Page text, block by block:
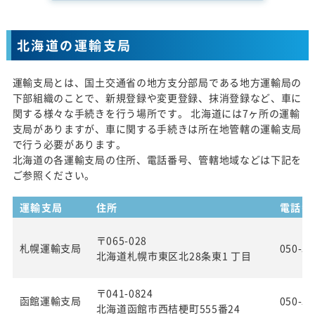
北海道の運輸支局
運輸支局とは、国土交通省の地方支分部局である地方運輸局の
下部組織のことで、新規登録や変更登録、抹消登録など、車に
関する様々な手続きを行う場所です。 北海道には7ヶ所の運輸
支局がありますが、車に関する手続きは所在地管轄の運輸支局
で行う必要があります。
北海道の各運輸支局の住所、電話番号、管轄地域などは下記を
ご参照ください。
運輸支局 住所 電話
札幌運輸支局
〒065-028
北海道札幌市東区北28条東1 丁目
050-
函館運輸支局
〒041-0824
北海道函館市西桔梗町555番24
050-